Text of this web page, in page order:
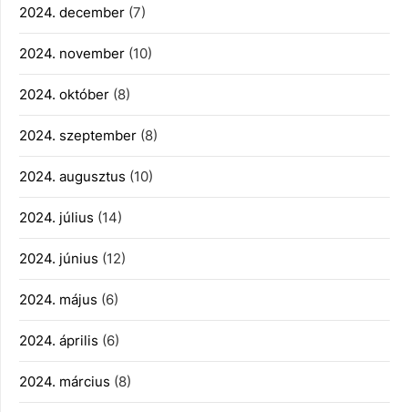
2024. december (7)
2024. november (10)
2024. október (8)
2024. szeptember (8)
2024. augusztus (10)
2024. július (14)
2024. június (12)
2024. május (6)
2024. április (6)
2024. március (8)